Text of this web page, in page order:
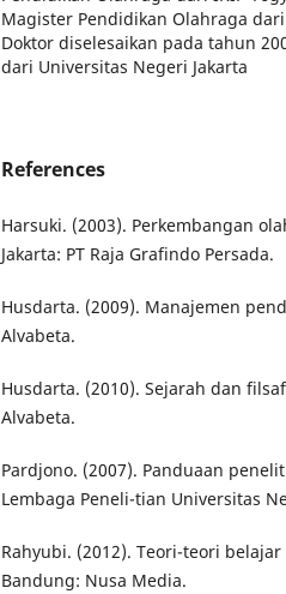
Magister Pendidikan Olahraga
Doktor diselesaikan pada tahun
dari Universitas Negeri Jakarta
References
Harsuki. (2003). Perkembangan
Jakarta: PT Raja Grafindo Persada.
Husdarta. (2009). Manajemen
Alvabeta.
Husdarta. (2010). Sejarah dan
Alvabeta.
Pardjono. (2007). Panduaan
Lembaga Peneli-tian Universitas
Rahyubi. (2012). Teori-teori
Bandung: Nusa Media.